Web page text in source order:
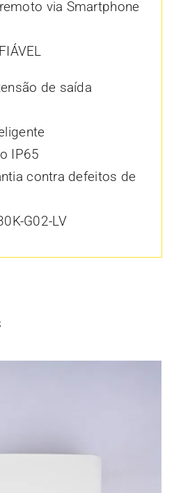
via Smartphone
de saída
IP65
contra defeitos de
G02-LV